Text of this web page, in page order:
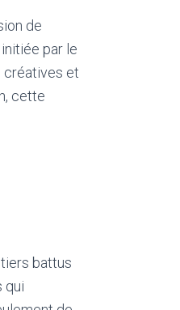
de
par le
créatives et
cette
battus
qui